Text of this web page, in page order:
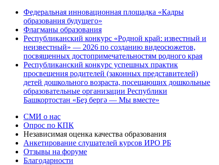
Федеральная инновационная площадка «Кадры
образования будущего»
Флагманы образования
Республиканский конкурс «Родной край: известный и
неизвестный» — 2026 по созданию видеосюжетов,
посвященных достопримечательностям родного края
Республиканский конкурс успешных практик
просвещения родителей (законных представителей)
детей дошкольного возраста, посещающих дошкольные
образовательные организации Республики
Башкортостан «Беҙ бергә — Мы вместе»
СМИ о нас
Опрос по КПК
Независимая оценка качества образования
Анкетирование слушателей курсов ИРО РБ
Отзывы на форуме
Благодарности